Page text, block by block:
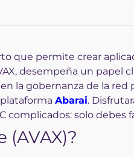
que permite crear
desempeña un papel
la gobernanza de la red
Abarai.
complicados: solo debes